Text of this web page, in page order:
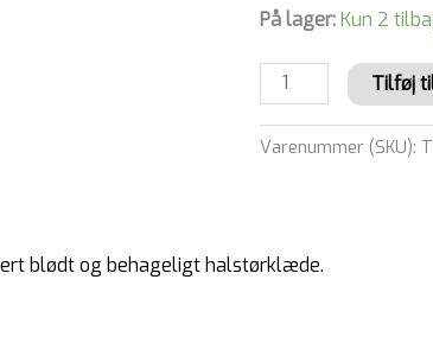
På lager:Kun 2
antal
Tilføj
Varenummer (SKU):
blødt og behageligt halstørklæde.